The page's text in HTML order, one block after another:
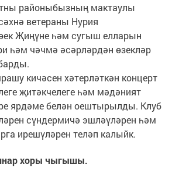
районыбызның мактаулы
ветераны Нурия
Җиңүне һәм сугыш елларын
һәм чәчмә әсәрләрдән өзекләр
кичәсен хәтерләткән концерт
җитәкчелеге һәм мәдәният
ярдәме белән оештырылды. Клуб
сүндермичә эшләүләрен һәм
ирешүләрен теләп калыйк.
хоры чыгышы.